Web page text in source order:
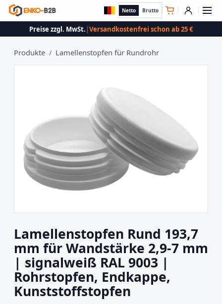
Netto Brutto
Preise zzgl. MwSt. |Versandkostenfrei schon ab 25 €
Produkte / Lamellenstopfen für Rundrohr
Lamellenstopfen Rund 193,7
mm für Wandstärke 2,9-7 mm
| signalweiß RAL 9003 |
Rohrstopfen, Endkappe,
Kunststoffstopfen